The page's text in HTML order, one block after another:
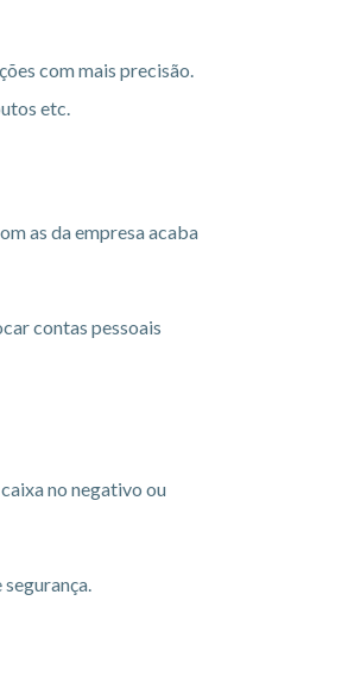
com mais precisão.
etc.
as da empresa acaba
contas pessoais
no negativo ou